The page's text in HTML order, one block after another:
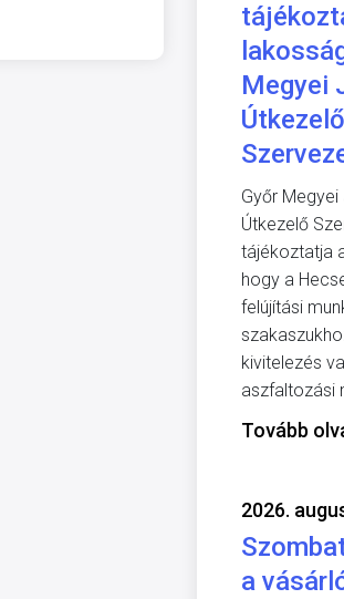
Megyei
Útkezelő
Győr
Útkezelő
tájékoztatja
hogy a
felújítási
kivitelezés
aszfaltozási
Tovább
2026.
a